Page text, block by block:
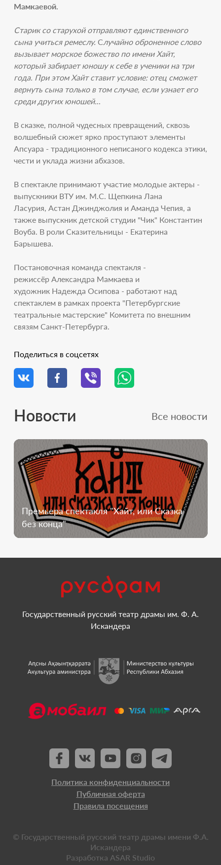
Мамкаевой.
Старик со старухой отправляют единственного
сына учиться ремеслу. Случайно оброненное слово
вызывает морское божество по имени Хайт,
который забирает юношу к себе в ученики на три
года. При этом Хайт ставит условие: отец сможет
вернуть сына только в том случае, если узнает его
среди других юношей...
В сказке, полной чудесных превращений, сквозь
волшебный сюжет ярко проступают элементы
Апсуара - традиционного неписаного кодекса этики,
чести и уклада жизни абхазов.
В спектакле принимают участие молодые актеры -
выпускники ВТУ им. М.С. Щепкина Лана
Ласурия, Астан Джинджолия и Аманда Чепия, а
также выпускник детской студии "Чик" Константин
Воуба. В роли Сказительницы - Екатерина
Барышева.
Постановочная команда спектакля -
режиссёр Александра Мамкаева и
художник Надежда Осипова - работают над
спектаклем в рамках проекта "Петербургские
театральные мастерские" Комитета по внешним
связям Санкт-Петербурга.
Поделиться в соцсетях
Новости Все новости
Премьера спектакля "Хайт, или Сказка
без конца"
Государственный русский театр драмы им. Ф. А.
Искандера
Политика конфиденциальности
Публичная оферта
Правила посещения
© Государственный русский театр драмы имени Ф.А.
Искандера
Разработка ASAR Studio